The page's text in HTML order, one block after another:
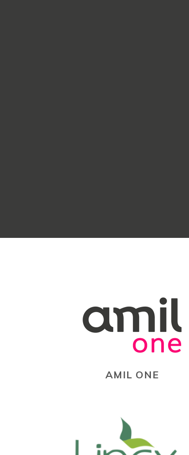
AMIL ONE